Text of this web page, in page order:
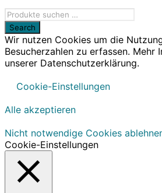
Wir nutzen Cookies um die
Besucherzahlen zu erfassen. Mehr
unserer Datenschutzerklärung.
Cookie-Einstellungen
Alle akzeptieren
Nicht notwendige Cookies
Cookie-Einstellungen